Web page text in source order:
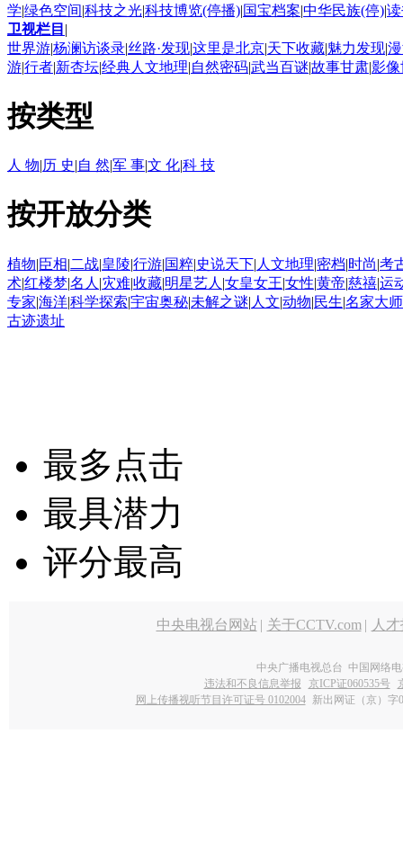
学|绿色空间|科技之光|科技博览(停播)|国宝档案|中华民族(停)|
卫视栏目 |
世界游|杨澜访谈录|丝路·发现|这里是北京|天下收藏|魅力发现|
游|行者|新杏坛|经典人文地理|自然密码|武当百谜|故事甘肃|影
按类型
人 物|历 史|自 然|军 事|文 化|科 技
按开放分类
植物|臣相|二战|皇陵|行游|国粹|史说天下| 人文地理|密档|时尚|考
术|红楼梦|名人 |灾难|收藏|明星艺人 |女皇女王|女性|黄帝|慈禧|运
专家|海洋|科学探索|宇宙奥秘|未解之谜| 人文|动物|民生|名家大师
古迹遗址
最多点击
最具潜力
评分最高
中央电视台网站 | 关于CCTV.com | 人
中央广播电视总台 中国网络
违法和不良信息举报
京ICP证060535号
网上传播视听节目许可证号 0102004 新出网证（京）